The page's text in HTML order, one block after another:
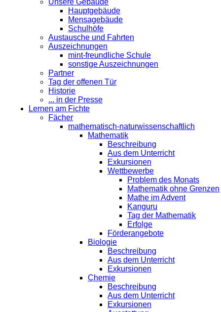
Unsere Gebäude
Hauptgebäude
Mensagebäude
Schulhöfe
Austausche und Fahrten
Auszeichnungen
mint-freundliche Schule
sonstige Auszeichnungen
Partner
Tag der offenen Tür
Historie
... in der Presse
Lernen am Fichte
Fächer
mathematisch-naturwissenschaftlich
Mathematik
Beschreibung
Aus dem Unterricht
Exkursionen
Wettbewerbe
Problem des Monats
Mathematik ohne Grenzen
Mathe im Advent
Kanguru
Tag der Mathematik
Erfolge
Förderangebote
Biologie
Beschreibung
Aus dem Unterricht
Exkursionen
Chemie
Beschreibung
Aus dem Unterricht
Exkursionen